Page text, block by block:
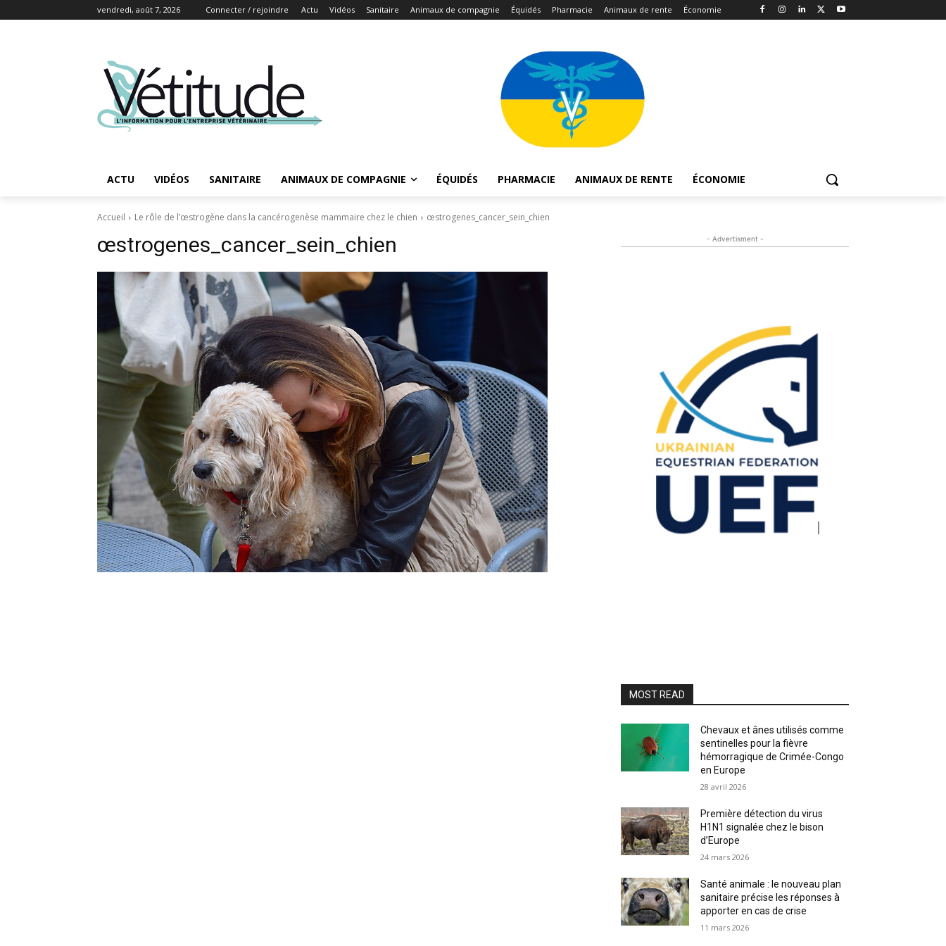
vendredi, août 7, 2026 Connecter / rejoindre Actu Vidéos Sanitaire Animaux de compagnie Équidés Pharmacie Animaux de rente Économie
ACTU VIDÉOS SANITAIRE ANIMAUX DE COMPAGNIE ÉQUIDÉS PHARMACIE ANIMAUX DE RENTE ÉCONOMIE
Accueil Le rôle de l’œstrogène dans la cancérogenèse mammaire chez le chien œstrogenes_cancer_sein_chien
œstrogenes_cancer_sein_chien - Advertisment -
MOST READ
Chevaux et ânes utilisés comme
sentinelles pour la fièvre
hémorragique de Crimée-Congo
en Europe
28 avril 2026
Première détection du virus
H1N1 signalée chez le bison
d’Europe
24 mars 2026
Santé animale : le nouveau plan
sanitaire précise les réponses à
apporter en cas de crise
11 mars 2026